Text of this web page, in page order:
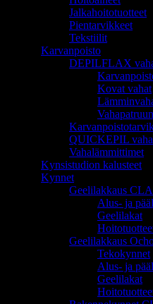
Jalkahoitotuotteet
Pientarvikkeet
Tekstiilit
Karvanpoisto
DEPILFLAX
Kovat vahat
QUICKEPIL
Vahalämmittimet
Kynsistudion kalusteet
Kynnet
Geelilakkaus
Alus- ja
Geelilakat
Geelilakkaus
Tekokynnet
Alus- ja
Geelilakat